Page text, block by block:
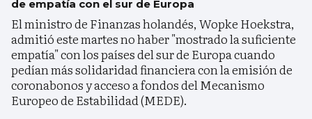
de empatía con el sur de Europa
El ministro de Finanzas holandés, Wopke Hoekstra,
admitió este martes no haber "mostrado la suficiente
empatía" con los países del sur de Europa cuando
pedían más solidaridad financiera con la emisión de
coronabonos y acceso a fondos del Mecanismo
Europeo de Estabilidad (MEDE).